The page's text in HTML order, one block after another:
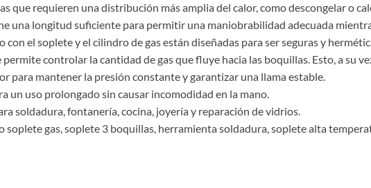
que requieren una distribución más amplia del calor, como descongelar o
una longitud suficiente para permitir una maniobrabilidad adecuada
con el soplete y el cilindro de gas están diseñadas para ser seguras y
controlar la cantidad de gas que fluye hacia las boquillas. Esto, a su
para mantener la presión constante y garantizar una llama estable.
un uso prolongado sin causar incomodidad en la mano.
soldadura, fontanería, cocina, joyería y reparación de vidrios.
soplete gas, soplete 3 boquillas, herramienta soldadura, soplete alta